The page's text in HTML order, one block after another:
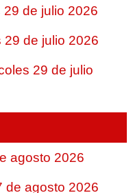
de julio 2026
29 de julio 2026
29 de julio
agosto 2026
de agosto 2026